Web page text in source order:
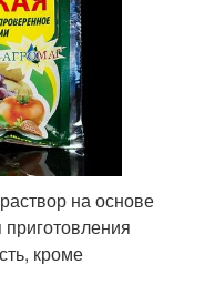
на основе
кроме